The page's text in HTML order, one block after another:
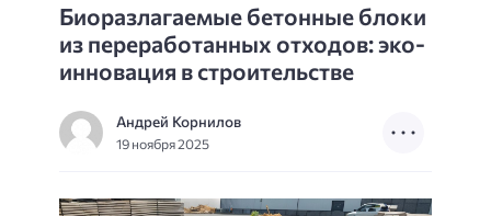
Биоразлагаемые бетонные блоки
из переработанных отходов: эко-
инновация в строительстве
Андрей Корнилов
19 ноября 2025